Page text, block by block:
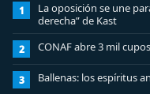
1
La oposición se une
derecha” de Kast
2 CONAF abre 3 mil
3 Ballenas: los espíritus